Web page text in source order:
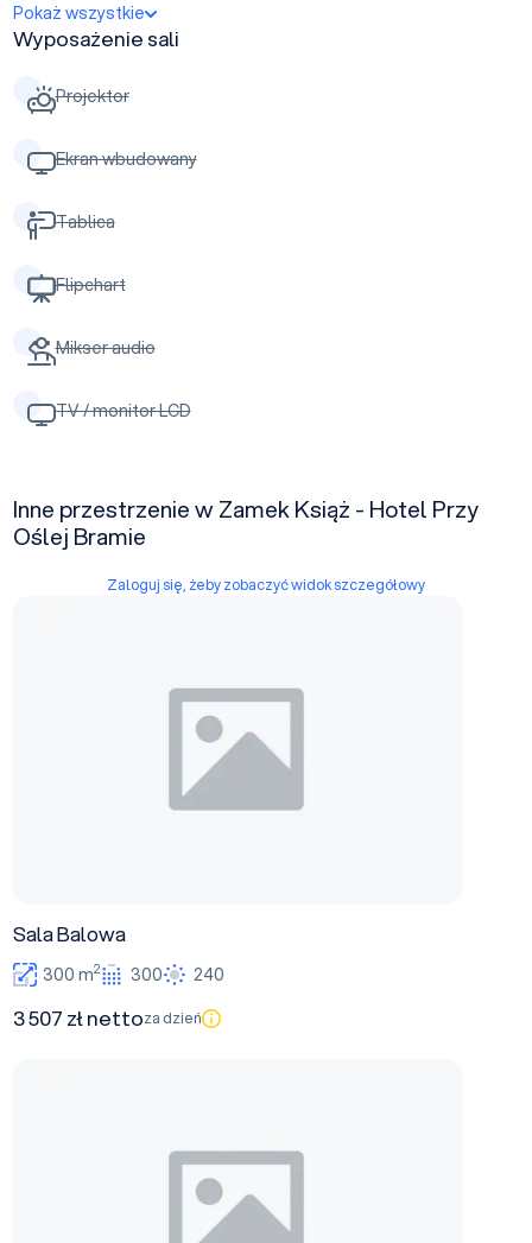
Pokaż wszystkie
Wyposażenie sali
Projektor
Ekran wbudowany
Tablica
Flipchart
Mikser audio
TV / monitor LCD
Inne przestrzenie w Zamek Książ - Hotel Przy
Oślej Bramie
Zaloguj się, żeby zobaczyć widok szczegółowy
Sala Balowa
300 m2 300 240
3 507 zł nettoza dzień